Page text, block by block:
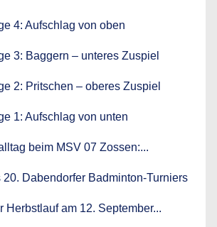
4: Aufschlag von oben
3: Baggern – unteres Zuspiel
2: Pritschen – oberes Zuspiel
1: Aufschlag von unten
beim MSV 07 Zossen:...
20. Dabendorfer Badminton-Turniers
Herbstlauf am 12. September...